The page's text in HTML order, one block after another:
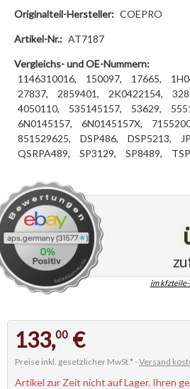
im kfzteile-
Originalteil-Hersteller: COEPRO
Artikel-Nr.: AT7187
Vergleichs- und OE-Nummern:
1146310016,
150097, 17665,
27837,
2859401, 2K0422154,
4050110,
535145157, 53629,
6N0145157,
6N0145157X,
851529625,
DSP486, DSP5213,
QSRPA489,
SP3129, SP8489,
133,00 €
Preise inkl. gesetzlicher MwSt.* -Versand
Artikel zur Zeit nicht auf Lager. Ihren